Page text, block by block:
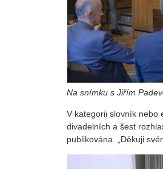
Na snímku s Jiřím
V kategorii slovník nebo
divadelních a šest
publikována. „Děkuji